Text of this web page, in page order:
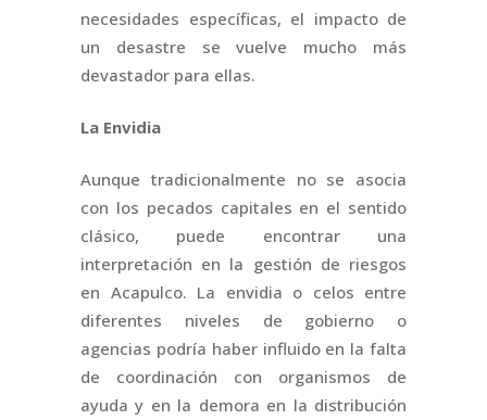
necesidades específicas, el impacto de
un desastre se vuelve mucho más
devastador para ellas.
La Envidia
Aunque tradicionalmente no se asocia
con los pecados capitales en el sentido
clásico, puede encontrar una
interpretación en la gestión de riesgos
en Acapulco. La envidia o celos entre
diferentes niveles de gobierno o
agencias podría haber influido en la falta
de coordinación con organismos de
ayuda y en la demora en la distribución